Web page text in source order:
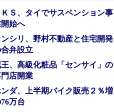
ＫＳ、タイでサスペンション事
始へ
ンシリ、野村不動産と住宅開発
弁設立
、高級化粧品「センサイ」の
店開業
ダ、上半期バイク販売２％増
万台